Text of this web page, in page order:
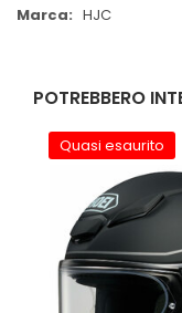
HJC
POTREBBERO
Quasi esaurito